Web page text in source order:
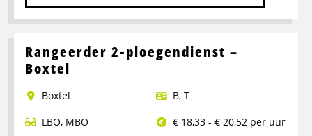
Lees
over
Portaalwagen
Rangeerder 2-ploegendienst –
Boxtel
Boxtel B, T
LBO, MBO
€ 18,33 - € 20,52 per uur